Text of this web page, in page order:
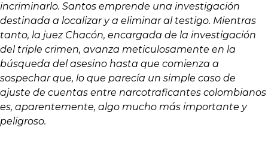
incriminarlo. Santos emprende una investigación
destinada a localizar y a eliminar al testigo. Mientras
tanto, la juez Chacón, encargada de la investigación
del triple crimen, avanza meticulosamente en la
búsqueda del asesino hasta que comienza a
sospechar que, lo que parecía un simple caso de
ajuste de cuentas entre narcotraficantes colombianos
es, aparentemente, algo mucho más importante y
peligroso.